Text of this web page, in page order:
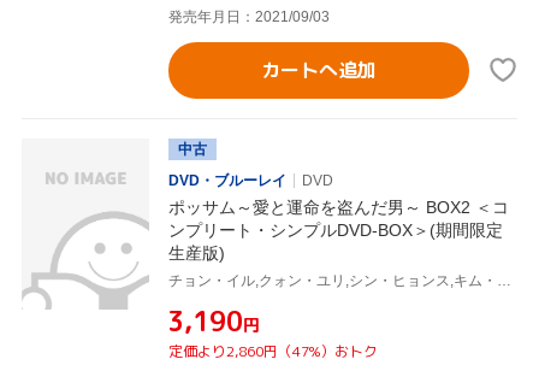
発売年月日：2021/09/03
カートへ追加
中古
DVD・ブルーレイ
DVD
ポッサム～愛と運命を盗んだ男～ BOX2 ＜コ
ンプリート・シンプルDVD-BOX＞(期間限定
生産版)
¥3,190円
定価より2,860円（47%）おトク